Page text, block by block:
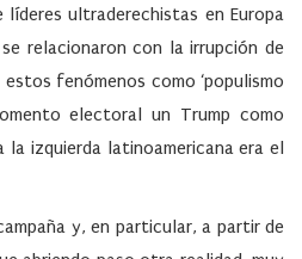
ultraderechistas en Europa
relacionaron con la irrupción de
fenómenos como ‘populismo
electoral un Trump como
la izquierda latinoamericana era el
y, en particular, a partir de